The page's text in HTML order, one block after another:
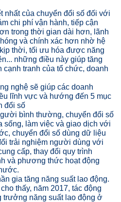
nhất của chuyển đổi số đối với
chi phí vận hành, tiếp cận
trong thời gian dài hơn, lãnh
và chính xác hơn nhờ hệ
thời, tối ưu hóa được năng
những điều này giúp tăng
cạnh tranh của tổ chức, doanh
nghệ sẽ giúp các doanh
lĩnh vực và hướng đến 5 mục
đổi số
bình thường, chuyển đổi số
sống, làm việc và giao dịch với
chuyển đổi số dùng dữ liệu
trải nghiệm người dùng với
cấp, thay đổi quy trình
và phương thức hoạt động
gia tăng năng suất lao động.
thấy, năm 2017, tác động
trưởng năng suất lao động ở